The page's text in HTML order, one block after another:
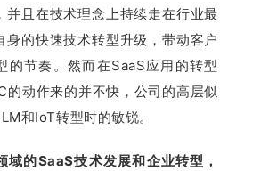
并且在技术理念上持续走在行业最
身的快速技术转型升级，带动客户
的节奏。然而在SaaS应用的转型
的动作来的并不快，公司的高层似
和IoT转型时的敏锐。
域的SaaS技术发展和企业转型，